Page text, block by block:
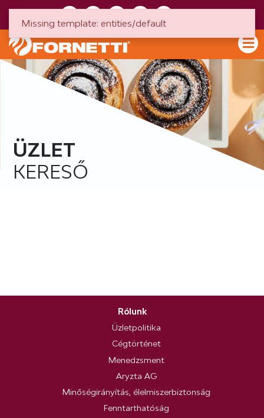
ÜZLET
KERESŐ
Rólunk
Üzletpolitika
Cégtörténet
Menedzsment
Aryzta AG
Minőségirányítás, élelmiszerbiztonság
Fenntarthatóság
Missing template: entities/default